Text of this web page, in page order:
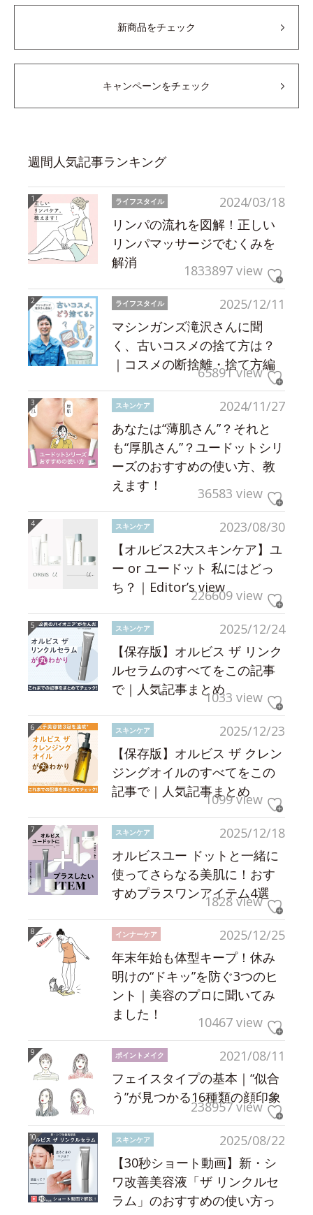
新商品をチェック
キャンペーンをチェック
週間人気記事ランキング
2024/03/18
ライフスタイル
リンパの流れを図解！正しい
リンパマッサージでむくみを
解消
1833897 view
2025/12/11
ライフスタイル
マシンガンズ滝沢さんに聞
く、古いコスメの捨て方は？
｜コスメの断捨離・捨て方編
65891 view
2024/11/27
スキンケア
あなたは“薄肌さん”？それと
も“厚肌さん”？ユードットシリ
ーズのおすすめの使い方、教
えます！
36583 view
2023/08/30
スキンケア
【オルビス2大スキンケア】ユ
ー or ユードット 私にはどっ
ち？｜Editor’s view226609 view
2025/12/24
スキンケア
【保存版】オルビス ザ リンク
ルセラムのすべてをこの記事
で｜人気記事まとめ1033 view
2025/12/23
スキンケア
【保存版】オルビス ザ クレン
ジングオイルのすべてをこの
記事で｜人気記事まとめ
1099 view
2025/12/18
スキンケア
オルビスユー ドットと一緒に
使ってさらなる美肌に！おす
すめプラスワンアイテム4選
1828 view
2025/12/25
インナーケア
年末年始も体型キープ！休み
明けの“ドキッ”を防ぐ3つのヒ
ント｜美容のプロに聞いてみ
ました！
10467 view
2021/08/11
ポイントメイク
フェイスタイプの基本｜“似合
う”が見つかる16種類の顔印象
238957 view
2025/08/22
スキンケア
【30秒ショート動画】新・シ
ワ改善美容液「ザ リンクルセ
ラム」のおすすめの使い方っ